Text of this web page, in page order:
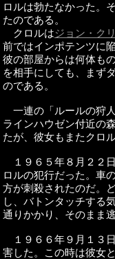
ロルは勃たなかった。
たのである。
クロルはジョン・ク
前ではインポテンツに
彼の部屋からは何体も
を相手にしても、まず
のである。
一連の「ルールの狩
ラインハウゼン付近の
たが、彼女もまたクロ
１９６５年８月２２
ロルの犯行だった。車
方が刺殺されたのだ。
し、バトンタッチする
通りかかり、そのまま
１９６６年９月１３
害した。この時は彼女